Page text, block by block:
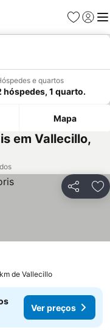
Favoritos
Iniciar
e quartos
hóspedes, 1 quarto.
Mapa
em Vallecillo,
Partilhar
de Vallecillo
Ver preços